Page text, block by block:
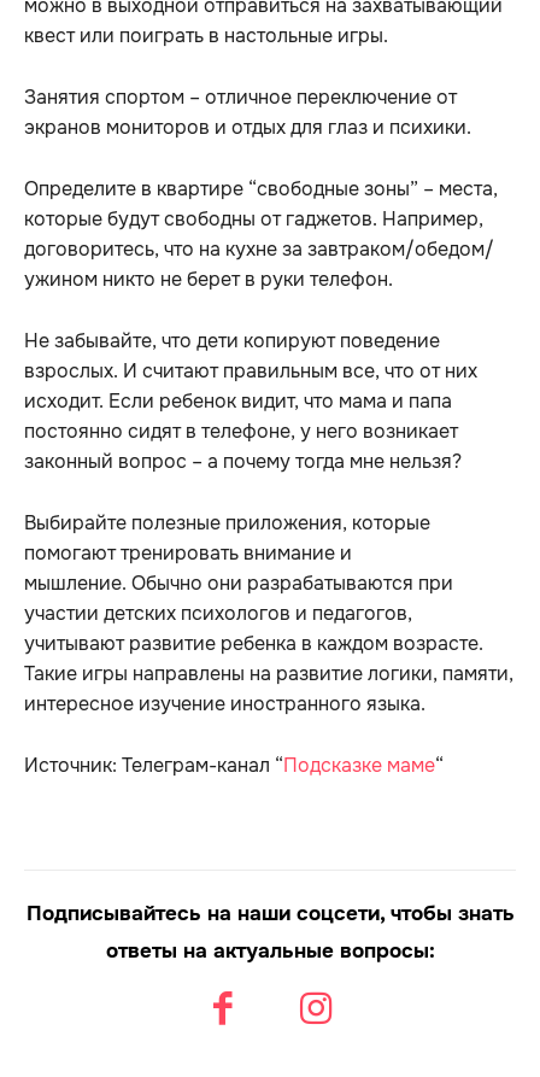
можно в выходной отправиться на захватывающий
квест или поиграть в настольные игры.
Занятия спортом – отличное переключение от
экранов мониторов и отдых для глаз и психики.
Определите в квартире “свободные зоны” – места,
которые будут свободны от гаджетов. Например,
договоритесь, что на кухне за завтраком/обедом/
ужином никто не берет в руки телефон.
Не забывайте, что дети копируют поведение
взрослых. И считают правильным все, что от них
исходит. Если ребенок видит, что мама и папа
постоянно сидят в телефоне, у него возникает
законный вопрос – а почему тогда мне нельзя?
Выбирайте полезные приложения, которые
помогают тренировать внимание и
мышление. Обычно они разрабатываются при
участии детских психологов и педагогов,
учитывают развитие ребенка в каждом возрасте.
Такие игры направлены на развитие логики, памяти,
интересное изучение иностранного языка.
Источник: Телеграм-канал “Подсказке маме“
Подписывайтесь на наши соцсети, чтобы знать
ответы на актуальные вопросы: